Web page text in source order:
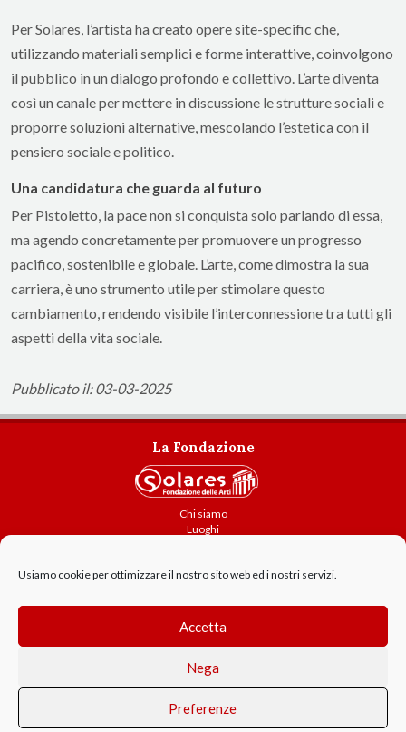
Usiamo cookie per ottimizzare il nostro sito web ed i nostri servizi.
Accetta
Nega
Preferenze
Per Solares, l’artista ha creato opere site-specific che,
utilizzando materiali semplici e forme interattive, coinvolgono
il pubblico in un dialogo profondo e collettivo. L’arte diventa
così un canale per mettere in discussione le strutture sociali e
proporre soluzioni alternative, mescolando l’estetica con il
pensiero sociale e politico.
Una candidatura che guarda al futuro
Per Pistoletto, la pace non si conquista solo parlando di essa,
ma agendo concretamente per promuovere un progresso
pacifico, sostenibile e globale. L’arte, come dimostra la sua
carriera, è uno strumento utile per stimolare questo
cambiamento, rendendo visibile l’interconnessione tra tutti gli
aspetti della vita sociale.
Pubblicato il: 03-03-2025
La Fondazione
Chi siamo
Luoghi
Contatti
Cookie Policy
GDPR - Privacy
© 2021 Solares Fondazione delle Arti - Parma - P.IVA 02214460343